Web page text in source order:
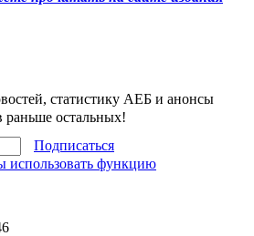
статистику АЕБ и анонсы
раньше остальных!
Подписаться